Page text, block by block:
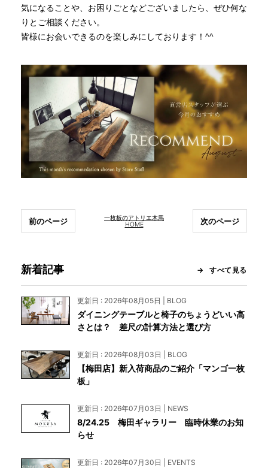
気になることや、お困りごとなどございましたら、ぜひ何な
りとご相談ください。
皆様にお会いできるのを楽しみにしております！^^
一枚板のアトリエ木馬
HOME
前のページ 次のページ
新着記事 すべて見る
更新日 : 2026年08月05日 | BLOG
ダイニングテーブルと椅子のちょうどいい高
さとは？ 差尺の計算方法と選び方
更新日 : 2026年08月03日 | BLOG
【梅田店】新入荷商品のご紹介「マンゴ一枚
板」
更新日 : 2026年07月03日 | NEWS
8/24.25 梅田ギャラリー 臨時休業のお知
らせ
更新日 : 2026年07月30日 | EVENTS